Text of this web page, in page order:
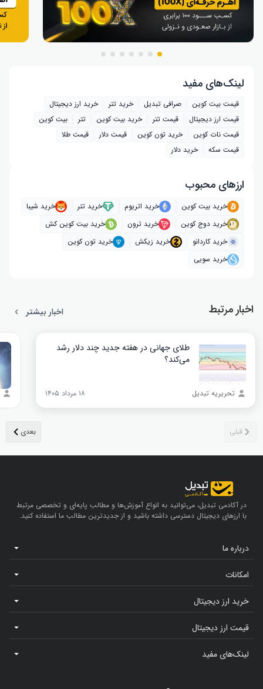
لینک‌های مفید
قیمت بیت کوین صرافی تبدیل خرید تتر
خرید ارز دیجیتال
قیمت ارز دیجیتال
قیمت تتر خرید بیت‌ کوین تتر
بیت کوین
قیمت نات کوین
خرید تون کوین قیمت دلار
قیمت طلا
قیمت سکه
خرید دلار
ارز‌های محبوب
خرید بیت کوین خرید اتریوم خرید تتر
خرید شیبا
خرید دوج کوین
خرید ترون
خرید بیت کوین کش
خرید کاردانو
خرید زیکش
خرید تون کوین
خرید سویی
اخبار مرتبط اخبار بیشتر
طلای جهانی در هفته جدید چند دلار رشد
می‌کند؟
تحریریه تبدیل ۱۸ مرداد ۱۴۰۵
در آکادمی تبدیل، می‌توانید به انواع آموزش‌ها و مطالب پایه‌ای و تخصصی مرتبط
با ارزهای دیجیتال دسترسی داشته باشید و از جدیدترین مطالب ما استفاده کنید.
درباره ما
امکانات
خرید ارز دیجیتال
قیمت ارز دیجیتال
لینک‌های مفید